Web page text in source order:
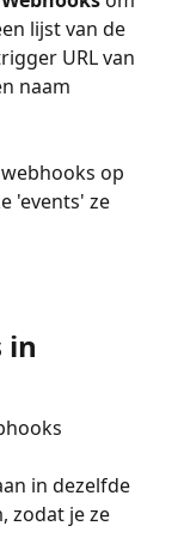
lijst van de
URL van
naam
op
'events' ze
in
in dezelfde
zodat je ze